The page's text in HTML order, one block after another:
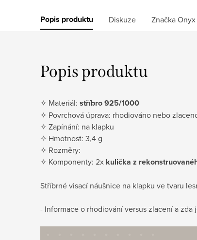
Popis produktu Diskuze Značka
Popis produktu
✧ Materiál: stříbro 925/1000
✧ Povrchová úprava: rhodiováno nebo
✧ Zapínání: na klapku
✧ Hmotnost: 3,4 g
✧ Rozměry:
✧ Komponenty: 2x kulička z
Stříbrné visací náušnice na klapku ve tvaru
- Informace o rhodiování versus zlacení a